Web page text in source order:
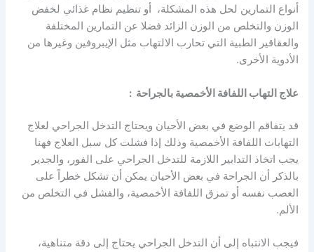
أنواع التمارين لحل هذه المشكلة، أو تنظيم نظام غذائي لخفض
الوزن والتخلص من الوزن الزائد فضلا عن التمارين المختلفة
والعقاقير الطبية التي تحارب الالتهاب مثل الإيبروفين وغيرها من
الأدوية الأخرى.
علاج التهاب اللفافة الأخمصية بالجراحة :
قد يتفاقم الوضع في بعض الأحيان ويحتاج التدخل الجراحي لعلاج
التهابات اللفافة الأخمصية وذلك إذا فشلت كل سبل العلاج فهنا
يجب اتخاذ التدابير اللازمة للتدخل الجراحي على الفور، والجدير
بالذكر أن الجراحة في بعض الأحيان يمكن أن تشكل خطراً على
العصب نفسه أو تمزق اللفافة الأخمصية، والفشل في التخلص من
الألم.
فيجب الانتباه إلى أن التدخل الجراحي يحتاج إلى دقة متناهية،